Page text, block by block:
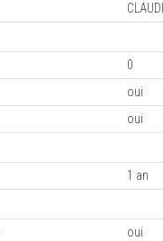
0
oui
oui
1 an
oui